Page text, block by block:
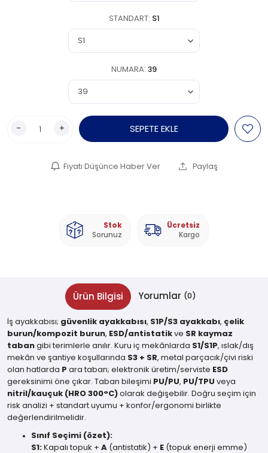
STANDART: S1
NUMARA: 39
- + SEPETE EKLE
Fiyatı Düşünce Haber Ver Paylaş
Stok
Sorunuz
Ücretsiz
Kargo
Ürün Bilgisi Yorumlar (0)
İş ayakkabısı; güvenlik ayakkabısı, S1P/S3 ayakkabı, çelik
burun/kompozit burun, ESD/antistatik ve SR kaymaz
taban gibi terimlerle anılır. Kuru iç mekânlarda S1/S1P, ıslak/dış
mekân ve şantiye koşullarında S3 + SR, metal parçacık/çivi riski
olan hatlarda P ara taban; elektronik üretim/serviste ESD
gereksinimi öne çıkar. Taban bileşimi PU/PU, PU/TPU veya
nitril/kauçuk (HRO 300°C) olarak değişebilir. Doğru seçim için
risk analizi + standart uyumu + konfor/ergonomi birlikte
değerlendirilmelidir.
Sınıf Seçimi (özet):
S1: Kapalı topuk + A (antistatik) + E (topuk enerji emme)